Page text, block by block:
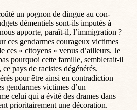
un pognon de dingue au con-
démentiels sont-ils imputés à
apporte, paraît-il, l’immigration ?
ces gendarmes courageux victimes
ces « citoyens » venus d’ailleurs. Je
pourquoi cette famille, semblerait-il
pays de racistes dégénérés.
pour être ainsi en contradiction
gendarmes victimes d’un
celui qui a évité des drames dans
prioritairement une décoration.